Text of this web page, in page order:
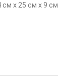
см x 25 см x 9 см